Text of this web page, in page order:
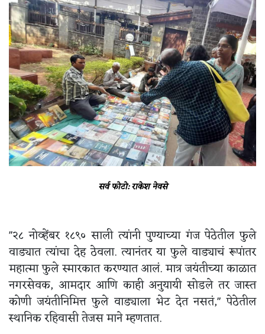
सर्व फोटो: राकेश नेवसे
"२८ नोव्हेंबर १८९० साली त्यांनी पुण्याच्या गंज पेठेतील फुले
वाड्यात त्यांचा देह ठेवला. त्यानंतर या फुले वाड्याचं रूपांतर
महात्मा फुले स्मारकात करण्यात आलं. मात्र जयंतीच्या काळात
नगरसेवक, आमदार आणि काही अनुयायी सोडले तर जास्त
कोणी जयंतीनिमित्त फुले वाड्याला भेट देत नसतं," पेठेतील
स्थानिक रहिवासी तेजस माने म्हणतात.